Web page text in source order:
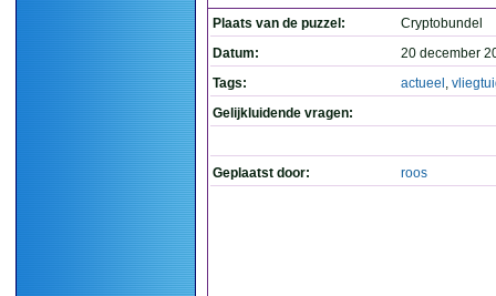
Plaats van de puzzel:
Cryptobundel
Datum:
20 december
Tags:
actueel ,
Gelijkluidende vragen:
Geplaatst door: roos